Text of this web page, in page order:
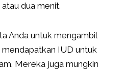
dua menit.
Anda untuk mengambil
IUD untuk
Mereka juga mungkin